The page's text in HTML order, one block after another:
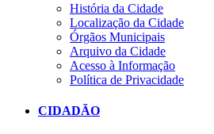
História da Cidade
Localização da Cidade
Órgãos Municipais
Arquivo da Cidade
Acesso à Informação
Política de Privacidade
CIDADÃO